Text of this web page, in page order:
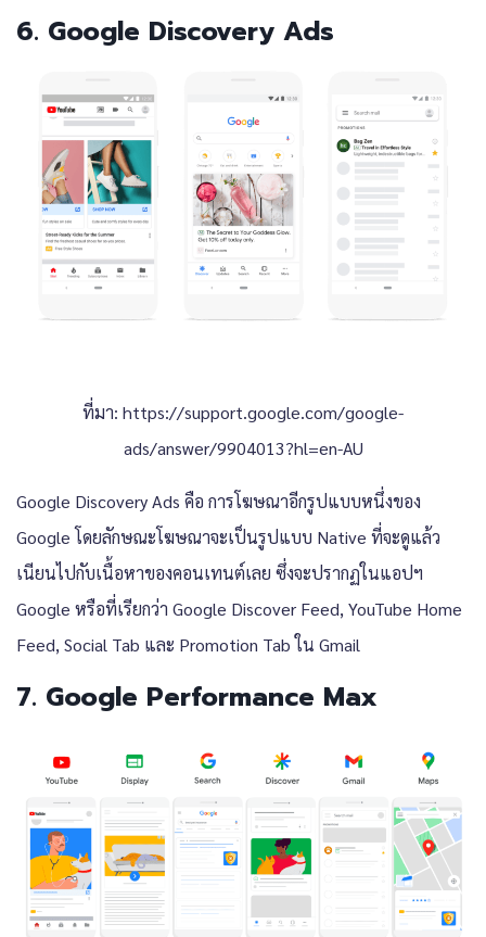
6. Google Discovery Ads
ที่มา: https://support.google.com/google-
ads/answer/9904013?hl=en-AU
Google Discovery Ads คือ การโฆษณาอีกรูปแบบหนึ่งของ
Google โดยลักษณะโฆษณาจะเป็นรูปแบบ Native ที่จะดูแล้ว
เนียนไปกับเนื้อหาของคอนเทนต์เลย ซึ่งจะปรากฏในแอปฯ
Google หรือที่เรียกว่า Google Discover Feed, YouTube Home
Feed, Social Tab และ Promotion Tab ใน Gmail
7. Google Performance Max